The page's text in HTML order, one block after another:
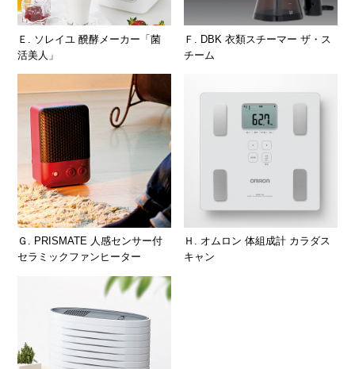
Ｅ. ソレイユ 醗酵メーカー「菌
活美人」
Ｆ. DBK 衣類スチーマー ザ・ス
チーム
Ｇ. PRISMATE 人感センサー付
セラミックファンヒーター
Ｈ. オムロン 体組成計 カラダス
キャン